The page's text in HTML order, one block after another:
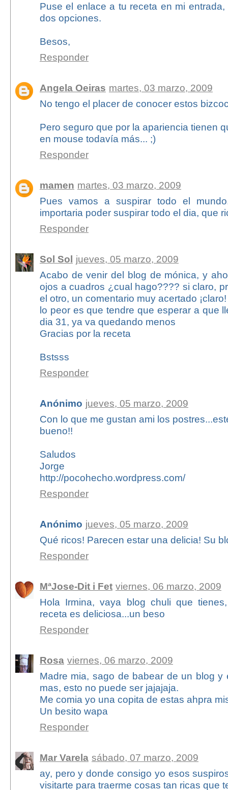
Puse el enlace a tu receta en mi
dos opciones.
Besos,
Responder
Angela Oeiras martes, 03 marzo, 2009
No tengo el placer de conocer estos
Pero seguro que por la apariencia tienen
en mouse todavía más... ;)
Responder
mamen martes, 03 marzo, 2009
Pues vamos a suspirar todo el
importaria poder suspirar todo el dia, que
Responder
Sol Sol jueves, 05 marzo, 2009
Acabo de venir del blog de mónica, y
ojos a cuadros ¿cual hago???? si claro,
el otro, un comentario muy acertado ¡claro!
lo peor es que tendre que esperar a que
dia 31, ya va quedando menos
Gracias por la receta
Bstsss
Responder
Anónimo jueves, 05 marzo, 2009
Con lo que me gustan ami los
bueno!!
Saludos
Jorge
http://pocohecho.wordpress.com/
Responder
Anónimo jueves, 05 marzo, 2009
Qué ricos! Parecen estar una delicia! Su
Responder
MªJose-Dit i Fet viernes, 06 marzo, 2009
Hola Irmina, vaya blog chuli que
receta es deliciosa...un beso
Responder
Rosa viernes, 06 marzo, 2009
Madre mia, sago de babear de un blog y
mas, esto no puede ser jajajaja.
Me comia yo una copita de estas ahpra
Un besito wapa
Responder
Mar Varela sábado, 07 marzo, 2009
ay, pero y donde consigo yo esos
visitarte para traerme cosas tan ricas que